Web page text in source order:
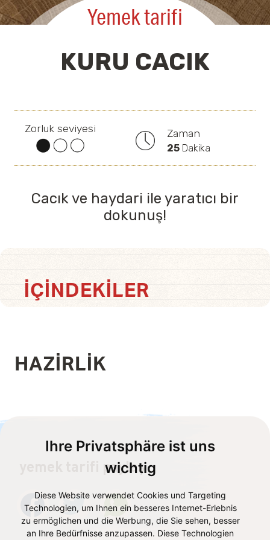
Ihre Privatsphäre ist uns
wichtig
Diese Website verwendet Cookies und Targeting
Technologien, um Ihnen ein besseres Internet-Erlebnis
zu ermöglichen und die Werbung, die Sie sehen, besser
an Ihre Bedürfnisse anzupassen. Diese Technologien
Yemek tarifi
KURU CACIK
Zorluk seviyesi Zaman
25Dakika
Cacık ve haydari ile yaratıcı bir
dokunuş!
İÇINDEKILER
HAZIRLIK
yemek tarifi paylaş